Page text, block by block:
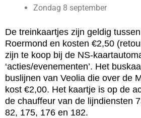
Zondag 8 september
De treinkaartjes zijn geldig
Roermond en kosten €2,50
zijn te koop bij de NS-
‘acties/evenementen’. Het
buslijnen van Veolia die over de
kost €2,00. Het kaartje is op de
de chauffeur van de lijndiensten
82, 175, 176 en 182.